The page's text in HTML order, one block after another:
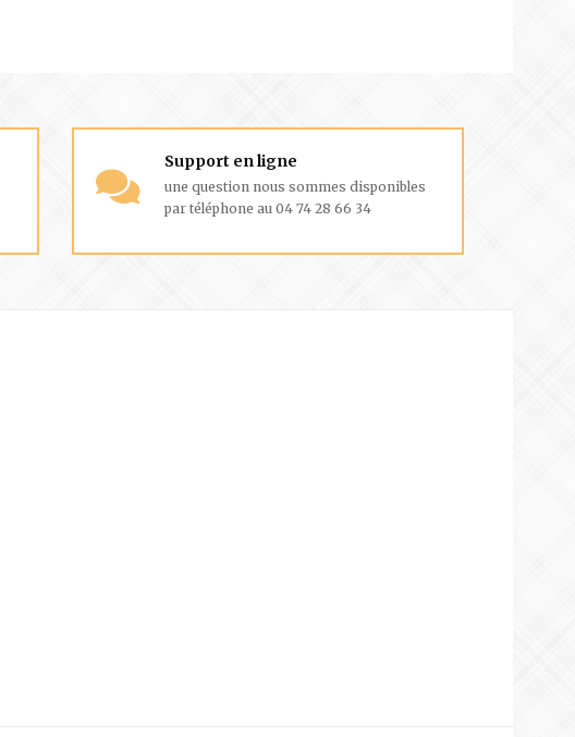
Support en ligne
une question nous sommes disponibles
par téléphone au 04 74 28 66 34